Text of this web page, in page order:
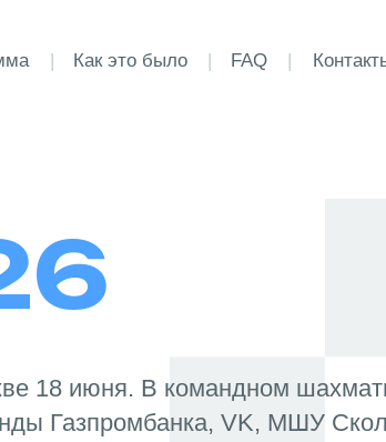
это было | FAQ | Контакты
18 июня. В командном
Газпромбанка, VK, МШУ